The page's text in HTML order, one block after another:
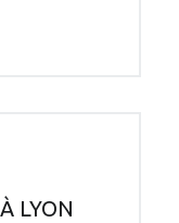
LYON